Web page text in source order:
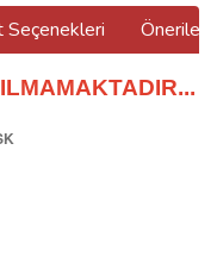
Seçenekleri